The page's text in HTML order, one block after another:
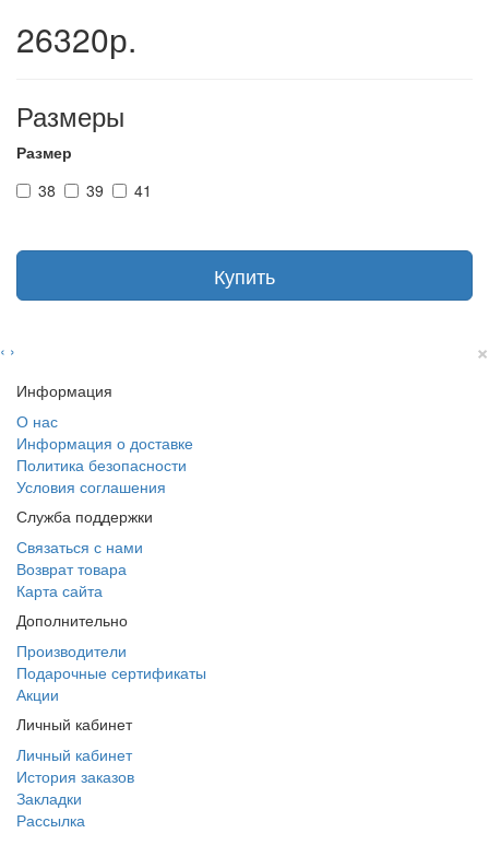
26320р.
Размеры
Размер
38
39 41
Купить
‹ › ×
Информация
О нас
Информация о доставке
Политика безопасности
Условия соглашения
Служба поддержки
Связаться с нами
Возврат товара
Карта сайта
Дополнительно
Производители
Подарочные сертификаты
Акции
Личный кабинет
Личный кабинет
История заказов
Закладки
Рассылка